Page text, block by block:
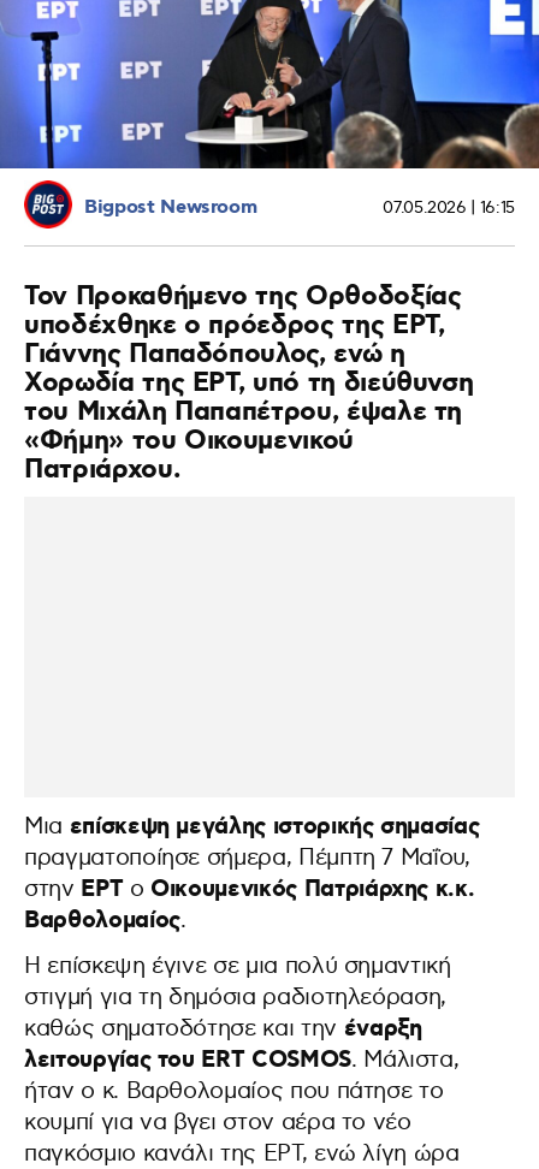
Bigpost Newsroom 07.05.2026 | 16:15
Τον Προκαθήμενο της Ορθοδοξίας
υποδέχθηκε ο πρόεδρος της ΕΡΤ,
Γιάννης Παπαδόπουλος, ενώ η
Χορωδία της ΕΡΤ, υπό τη διεύθυνση
του Μιχάλη Παπαπέτρου, έψαλε τη
«Φήμη» του Οικουμενικού
Πατριάρχου.
Μια επίσκεψη μεγάλης ιστορικής σημασίας
πραγματοποίησε σήμερα, Πέμπτη 7 Μαΐου,
στην ΕΡΤο Οικουμενικός Πατριάρχης κ.κ.
Βαρθολομαίος.
Η επίσκεψη έγινε σε μια πολύ σημαντική
στιγμή για τη δημόσια ραδιοτηλεόραση,
καθώς σηματοδότησε και την έναρξη
λειτουργίας του ERT COSMOS. Μάλιστα,
ήταν ο κ. Βαρθολομαίος που πάτησε το
κουμπί για να βγει στον αέρα το νέο
παγκόσμιο κανάλι της ΕΡΤ, ενώ λίγη ώρα